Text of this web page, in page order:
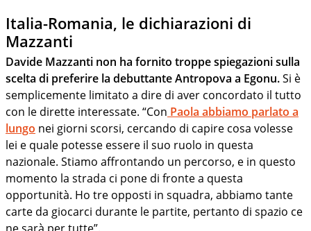
Italia-Romania, le dichiarazioni di
Mazzanti
Davide Mazzanti non ha fornito troppe spiegazioni sulla
scelta di preferire la debuttante Antropova a Egonu.Si è
semplicemente limitato a dire di aver concordato il tutto
con le dirette interessate. “Con Paola abbiamo parlato a
lungo nei giorni scorsi, cercando di capire cosa volesse
lei e quale potesse essere il suo ruolo in questa
nazionale. Stiamo affrontando un percorso, e in questo
momento la strada ci pone di fronte a questa
opportunità. Ho tre opposti in squadra, abbiamo tante
carte da giocarci durante le partite, pertanto di spazio ce